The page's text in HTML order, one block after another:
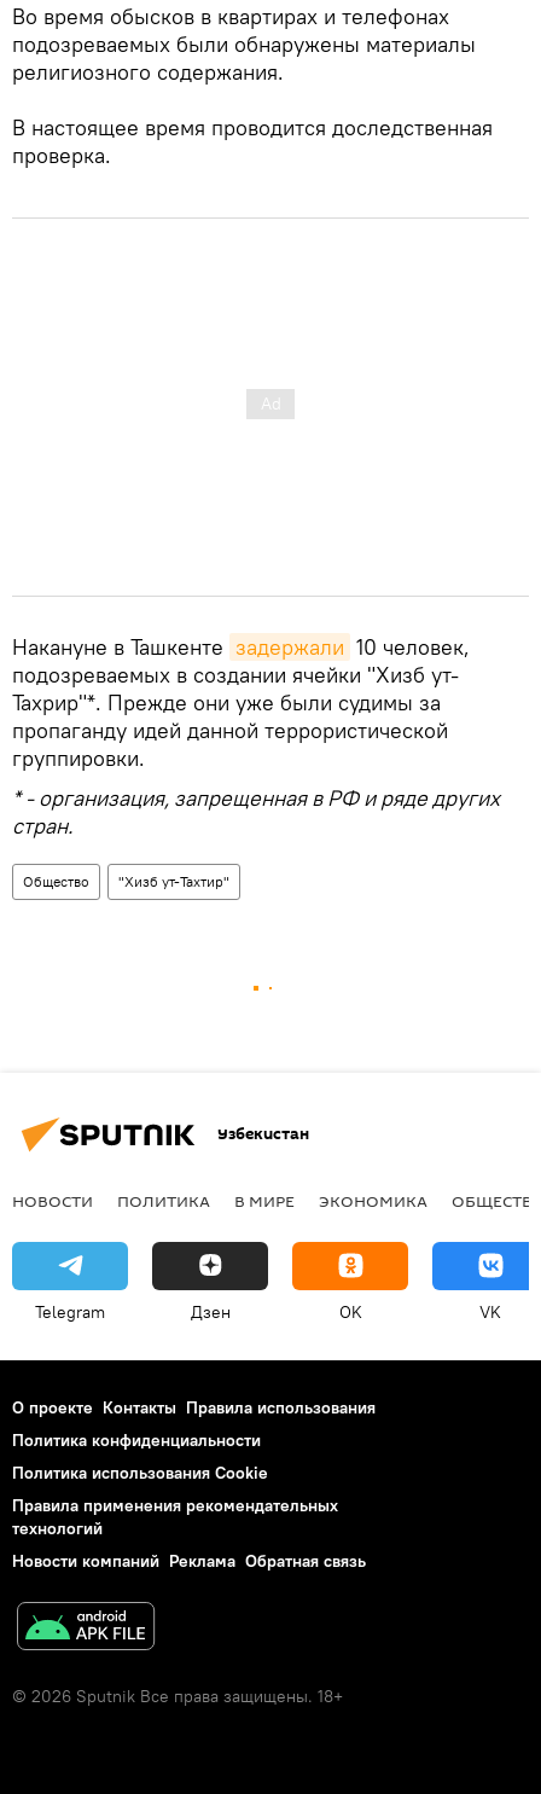
Во время обысков в квартирах и телефонах
подозреваемых были обнаружены материалы
религиозного содержания.
В настоящее время проводится доследственная
проверка.
Накануне в Ташкенте задержали 10 человек,
подозреваемых в создании ячейки "Хизб ут-
Тахрир"*. Прежде они уже были судимы за
пропаганду идей данной террористической
группировки.
* - организация, запрещенная в РФ и ряде других
стран.
Общество "Хизб ут-Тахтир"
Узбекистан
НОВОСТИ ПОЛИТИКА В МИРЕ ЭКОНОМИКА
Telegram Дзен OK VK
О проекте Контакты Правила использования
Политика конфиденциальности
Политика использования Cookie
Правила применения рекомендательных
технологий
Новости компаний Реклама Обратная связь
© 2026 Sputnik Все права защищены. 18+